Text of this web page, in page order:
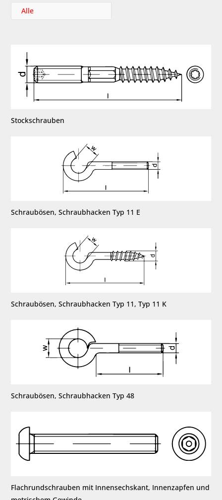
Alle
Stockschrauben
Schraubösen, Schraubhacken Typ 11 E
Schraubösen, Schraubhacken Typ 11, Typ 11 K
Schraubösen, Schraubhacken Typ 48
Flachrundschrauben mit Innensechskant, Innenzapfen und